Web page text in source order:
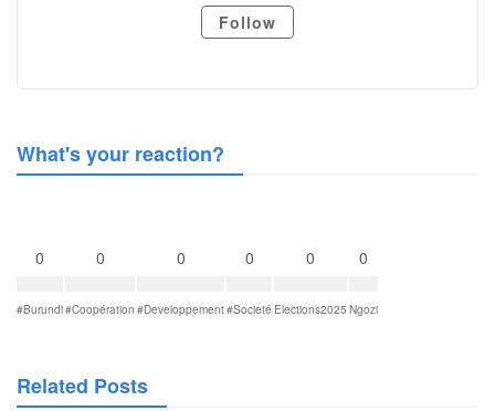
Follow
What's your reaction?
0
#Burundi
0
#Coopération
0
#Developpement
0
#Societé
0
Elections2025
0
Ngozi
Related Posts